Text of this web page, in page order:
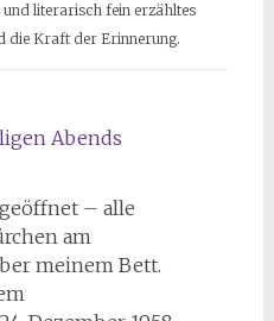
und literarisch fein erzähltes
die Kraft der Erinnerung.
Abends
– alle
am
meinem Bett.